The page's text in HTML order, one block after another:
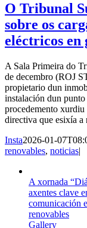
O Tribunal
sobre os
eléctricos en
A Sala Primeira do
de decembro (ROJ
propietario dun
instalación dun
procedemento
directiva que esixía a
Insta2026-01-
renovables, noticias|
A xornada
axentes clave
comunicación
renovables
Gallery